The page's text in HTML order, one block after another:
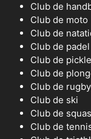
Club de
Club de moto
Club de
Club de padel
Club de
Club de
Club de rugby
Club de ski
Club de
Club de